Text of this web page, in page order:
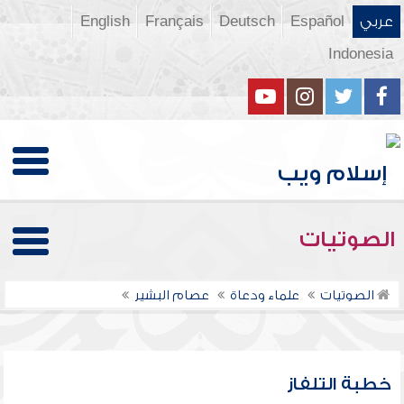
عربي Español
Deutsch
Français
English
Indonesia
الصوتيات
الصوتيات علماء ودعاة عصام البشير
خطبة التلفاز